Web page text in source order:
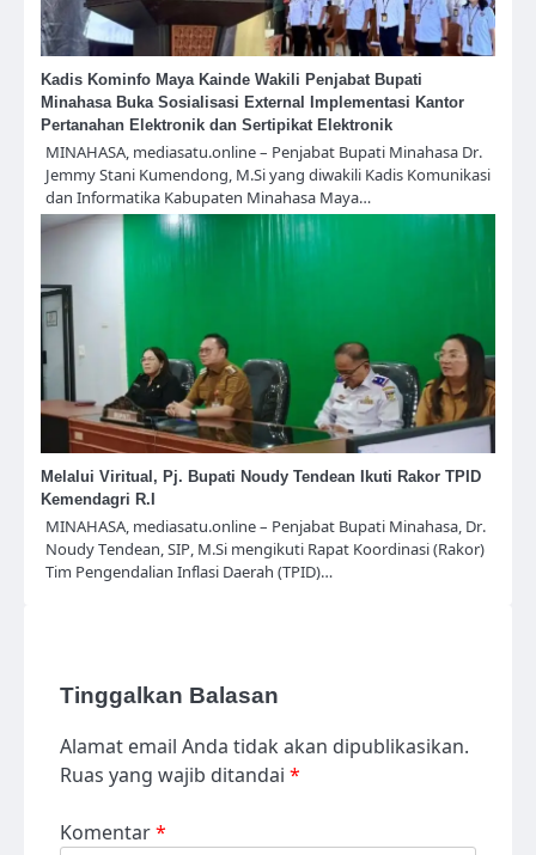
Kadis Kominfo Maya Kainde Wakili Penjabat Bupati
Minahasa Buka Sosialisasi External Implementasi Kantor
Pertanahan Elektronik dan Sertipikat Elektronik
MINAHASA, mediasatu.online – Penjabat Bupati Minahasa Dr.
Jemmy Stani Kumendong, M.Si yang diwakili Kadis Komunikasi
dan Informatika Kabupaten Minahasa Maya…
Melalui Viritual, Pj. Bupati Noudy Tendean Ikuti Rakor TPID
Kemendagri R.I
MINAHASA, mediasatu.online – Penjabat Bupati Minahasa, Dr.
Noudy Tendean, SIP, M.Si mengikuti Rapat Koordinasi (Rakor)
Tim Pengendalian Inflasi Daerah (TPID)…
Tinggalkan Balasan
Alamat email Anda tidak akan dipublikasikan.
Ruas yang wajib ditandai *
Komentar*